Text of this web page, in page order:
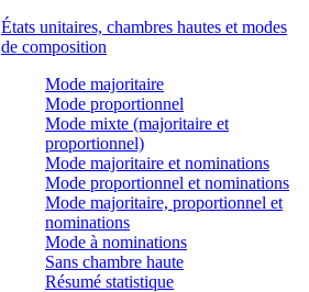
États unitaires, chambres hautes et modes
de composition
Mode majoritaire
Mode proportionnel
Mode mixte (majoritaire et
proportionnel)
Mode majoritaire et nominations
Mode proportionnel et nominations
Mode majoritaire, proportionnel et
nominations
Mode à nominations
Sans chambre haute
Résumé statistique